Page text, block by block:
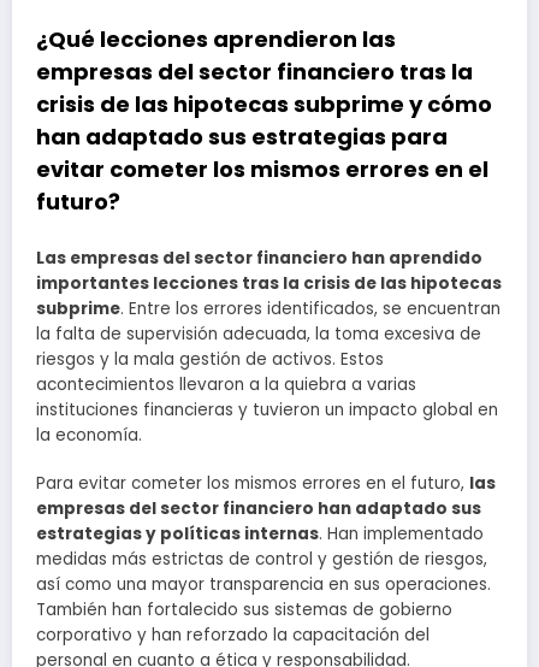
¿Qué lecciones aprendieron las
empresas del sector financiero tras la
crisis de las hipotecas subprime y cómo
han adaptado sus estrategias para
evitar cometer los mismos errores en el
futuro?
Las empresas del sector financiero han aprendido
importantes lecciones tras la crisis de las hipotecas
subprime. Entre los errores identificados, se encuentran
la falta de supervisión adecuada, la toma excesiva de
riesgos y la mala gestión de activos. Estos
acontecimientos llevaron a la quiebra a varias
instituciones financieras y tuvieron un impacto global en
la economía.
Para evitar cometer los mismos errores en el futuro, las
empresas del sector financiero han adaptado sus
estrategias y políticas internas. Han implementado
medidas más estrictas de control y gestión de riesgos,
así como una mayor transparencia en sus operaciones.
También han fortalecido sus sistemas de gobierno
corporativo y han reforzado la capacitación del
personal en cuanto a ética y responsabilidad.